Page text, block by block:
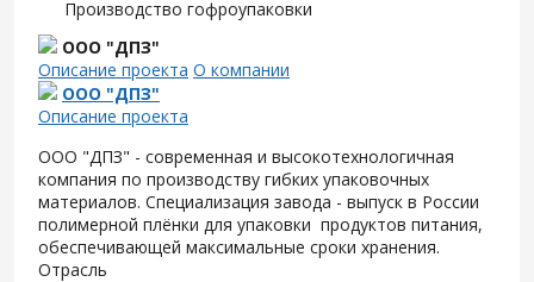
Производство гофроупаковки
ООО "ДПЗ"
Описание проекта О компании
ООО "ДПЗ"
Описание проекта
ООО "ДПЗ" - современная и высокотехнологичная
компания по производству гибких упаковочных
материалов. Специализация завода - выпуск в России
полимерной плёнки для упаковки продуктов питания,
обеспечивающей максимальные сроки хранения.
Отрасль